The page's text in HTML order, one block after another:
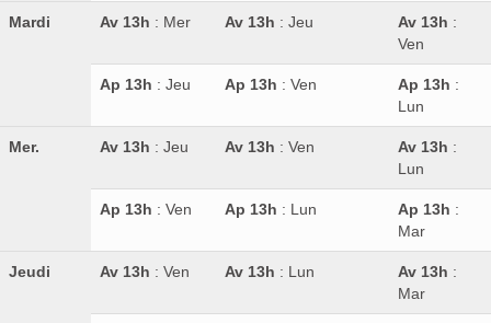
Mardi Av 13h : Mer Av 13h : Jeu Av 13h :
Ven
Ap 13h : Jeu Ap 13h : Ven Ap 13h :
Lun
Mer. Av 13h : Jeu Av 13h : Ven Av 13h :
Lun
Ap 13h : Ven Ap 13h : Lun Ap 13h :
Mar
Jeudi Av 13h : Ven Av 13h : Lun Av 13h :
Mar